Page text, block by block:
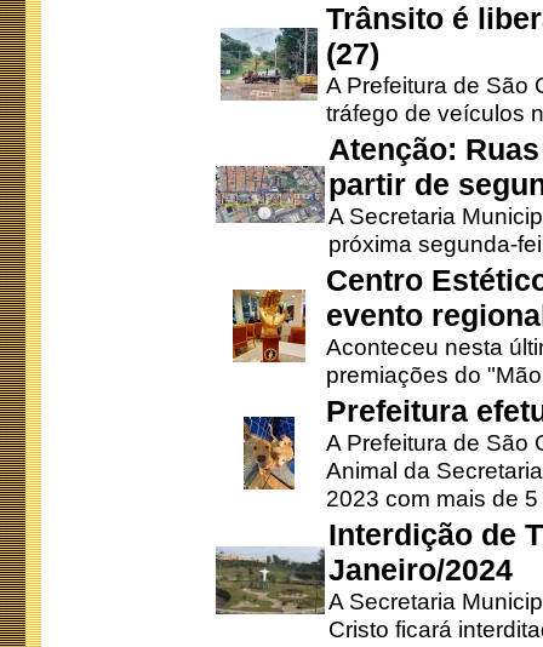
Trânsito é
(27)
A Prefeitura de São
tráfego de veículos
Atenção:
partir de
A Secretaria
próxima segunda-
Centro
evento
Aconteceu nesta
premiações do
Prefeitura
A Prefeitura de São
Animal da
2023 com mais de 5
Interdição de
Janeiro/2024
A Secretaria
Cristo ficará